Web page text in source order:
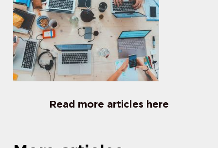
Read more articles here